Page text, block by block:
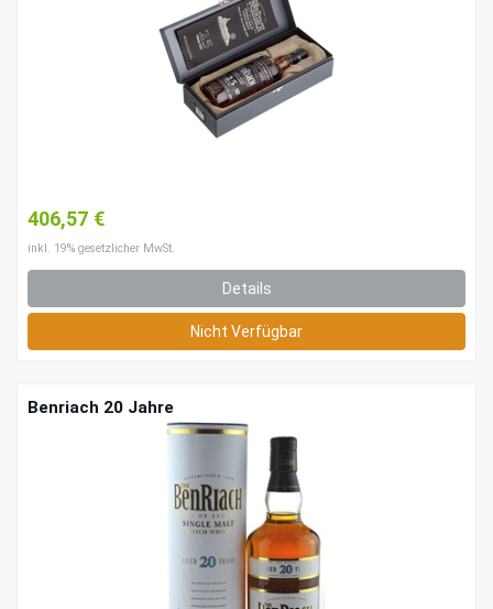
406,57 €
inkl. 19% gesetzlicher MwSt.
Details
Nicht Verfügbar
Benriach 20 Jahre